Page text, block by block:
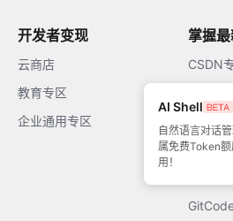
开发者变现
云商店
教育专区
企业通用专区
掌握
CSDN
51CTO
AI Shell
自然语言对话
属免费Token
用！